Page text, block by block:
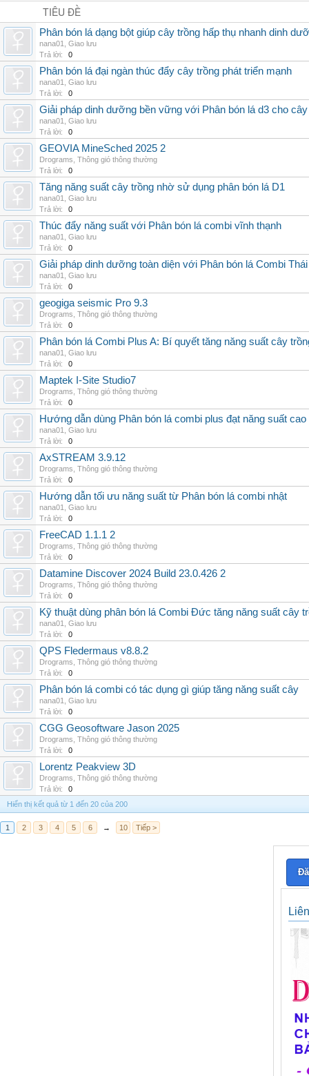
TIÊU ĐỀ
Phân bón lá dạng bột giúp cây trồng hấp thụ nhanh dinh
nana01
Giao lưu
Trả lời:
0
Phân bón lá đại ngàn thúc đẩy cây trồng phát triển mạnh
nana01
Giao lưu
Trả lời:
0
Giải pháp dinh dưỡng bền vững với Phân bón lá d3 cho cây
nana01
Giao lưu
Trả lời:
0
GEOVIA MineSched 2025 2
Drograms Thông gió thông thường
Trả lời:
0
Tăng năng suất cây trồng nhờ sử dụng phân bón lá D1
nana01
Giao lưu
Trả lời:
0
Thúc đẩy năng suất với Phân bón lá combi vĩnh thạnh
nana01
Giao lưu
Trả lời:
0
Giải pháp dinh dưỡng toàn diện với Phân bón lá Combi Thái
nana01
Giao lưu
Trả lời:
0
geogiga seismic Pro 9.3
Drograms Thông gió thông thường
Trả lời:
0
Phân bón lá Combi Plus A: Bí quyết tăng năng suất cây
nana01
Giao lưu
Trả lời:
0
Maptek I-Site Studio7
Drograms Thông gió thông thường
Trả lời:
0
Hướng dẫn dùng Phân bón lá combi plus đạt năng suất cao
nana01
Giao lưu
Trả lời:
0
AxSTREAM 3.9.12
Drograms Thông gió thông thường
Trả lời:
0
Hướng dẫn tối ưu năng suất từ Phân bón lá combi nhật
nana01
Giao lưu
Trả lời:
0
FreeCAD 1.1.1 2
Drograms Thông gió thông thường
Trả lời:
0
Datamine Discover 2024 Build 23.0.426 2
Drograms Thông gió thông thường
Trả lời:
0
Kỹ thuật dùng phân bón lá Combi Đức tăng năng suất cây
nana01
Giao lưu
Trả lời:
0
QPS Fledermaus v8.8.2
Drograms Thông gió thông thường
Trả lời:
0
Phân bón lá combi có tác dụng gì giúp tăng năng suất cây
nana01
Giao lưu
Trả lời:
0
CGG Geosoftware Jason 2025
Drograms Thông gió thông thường
Trả lời:
0
Lorentz Peakview 3D
Drograms Thông gió thông thường
Trả lời:
0
Hiển thị kết quả từ 1 đến 20 của 200
1 2 3 4 5 6 → 10 Tiếp >